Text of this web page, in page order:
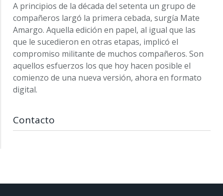
A principios de la década del setenta un grupo de
compañeros largó la primera cebada, surgía Mate
Amargo. Aquella edición en papel, al igual que las
que le sucedieron en otras etapas, implicó el
compromiso militante de muchos compañeros. Son
aquellos esfuerzos los que hoy hacen posible el
comienzo de una nueva versión, ahora en formato
digital.
Contacto